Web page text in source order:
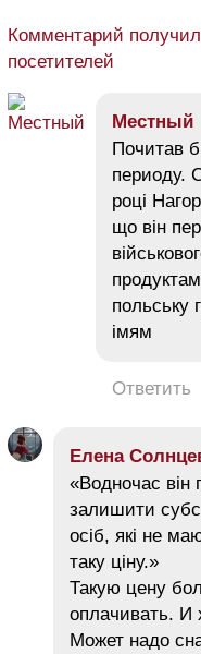
Комментарий
посетителей
Местный
Почитав
периоду.
році
що він
польську
імям
Ответить
Елена
«Водночас він
залишити
осіб, які не
таку ціну.»
Такую цену
оплачивать.
Может надо